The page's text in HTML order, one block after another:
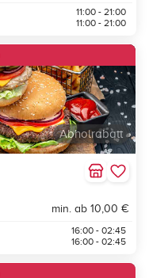
11:00 - 21:00
11:00 - 21:00
Abholrabatt
min. ab 10,00 €
16:00 - 02:45
16:00 - 02:45